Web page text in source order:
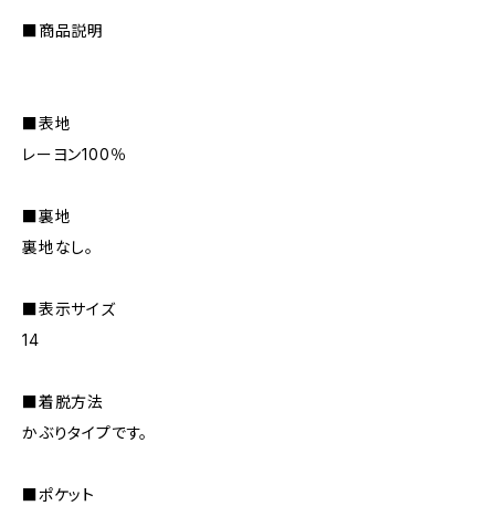
■商品説明
■表地
レーヨン100％
■裏地
裏地なし。
■表示サイズ
14
■着脱方法
かぶりタイプです。
■ポケット